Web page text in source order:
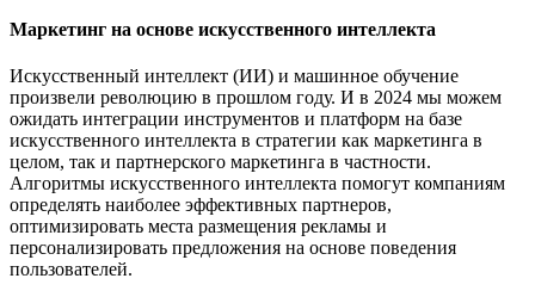
Маркетинг на основе искусственного интеллекта
Искусственный интеллект (ИИ) и машинное обучение
произвели революцию в прошлом году. И в 2024 мы можем
ожидать интеграции инструментов и платформ на базе
искусственного интеллекта в стратегии как маркетинга в
целом, так и партнерского маркетинга в частности.
Алгоритмы искусственного интеллекта помогут компаниям
определять наиболее эффективных партнеров,
оптимизировать места размещения рекламы и
персонализировать предложения на основе поведения
пользователей.